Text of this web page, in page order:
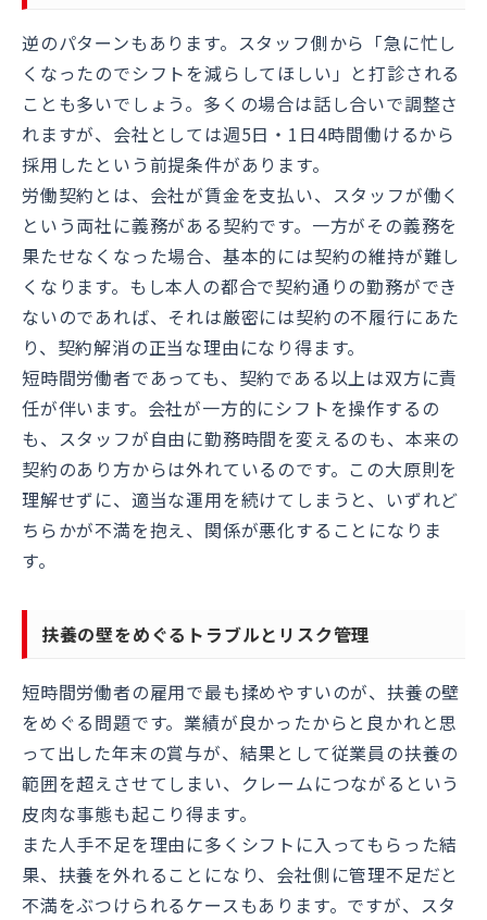
逆のパターンもあります。スタッフ側から「急に忙し
くなったのでシフトを減らしてほしい」と打診される
ことも多いでしょう。多くの場合は話し合いで調整さ
れますが、会社としては週5日・1日4時間働けるから
採用したという前提条件があります。
労働契約とは、会社が賃金を支払い、スタッフが働く
という両社に義務がある契約です。一方がその義務を
果たせなくなった場合、基本的には契約の維持が難し
くなります。もし本人の都合で契約通りの勤務ができ
ないのであれば、それは厳密には契約の不履行にあた
り、契約解消の正当な理由になり得ます。
短時間労働者であっても、契約である以上は双方に責
任が伴います。会社が一方的にシフトを操作するの
も、スタッフが自由に勤務時間を変えるのも、本来の
契約のあり方からは外れているのです。この大原則を
理解せずに、適当な運用を続けてしまうと、いずれど
ちらかが不満を抱え、関係が悪化することになりま
す。
扶養の壁をめぐるトラブルとリスク管理
短時間労働者の雇用で最も揉めやすいのが、扶養の壁
をめぐる問題です。業績が良かったからと良かれと思
って出した年末の賞与が、結果として従業員の扶養の
範囲を超えさせてしまい、クレームにつながるという
皮肉な事態も起こり得ます。
また人手不足を理由に多くシフトに入ってもらった結
果、扶養を外れることになり、会社側に管理不足だと
不満をぶつけられるケースもあります。ですが、スタ